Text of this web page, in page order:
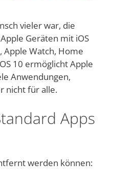
vieler war, die
Geräten mit iOS
Apple Watch, Home
10 ermöglicht Apple
Anwendungen,
nicht für alle.
Apps
werden können: